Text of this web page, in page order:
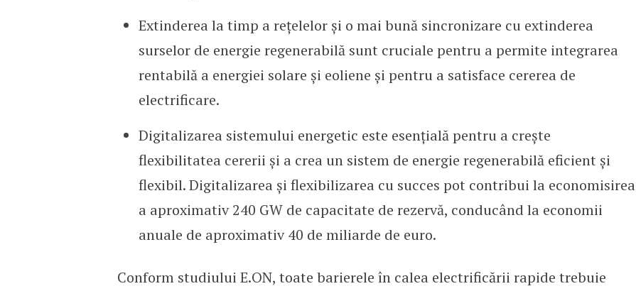
Extinderea la timp a rețelelor și o mai bună sincronizare cu extinderea
surselor de energie regenerabilă sunt cruciale pentru a permite integrarea
rentabilă a energiei solare și eoliene și pentru a satisface cererea de
electrificare.
Digitalizarea sistemului energetic este esențială pentru a crește
flexibilitatea cererii și a crea un sistem de energie regenerabilă eficient și
flexibil. Digitalizarea și flexibilizarea cu succes pot contribui la economisirea
a aproximativ 240 GW de capacitate de rezervă, conducând la economii
anuale de aproximativ 40 de miliarde de euro.
Conform studiului E.ON, toate barierele în calea electrificării rapide trebuie